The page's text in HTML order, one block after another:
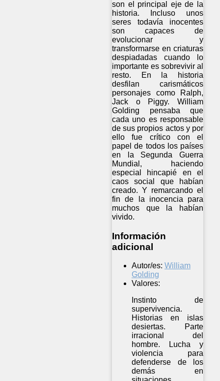
son el principal eje de la
historia. Incluso unos
seres todavía inocentes
son capaces de
evolucionar y
transformarse en criaturas
despiadadas cuando lo
importante es sobrevivir al
resto. En la historia
desfilan carismáticos
personajes como Ralph,
Jack o Piggy. William
Golding pensaba que
cada uno es responsable
de sus propios actos y por
ello fue crítico con el
papel de todos los países
en la Segunda Guerra
Mundial, haciendo
especial hincapié en el
caos social que habían
creado. Y remarcando el
fin de la inocencia para
muchos que la habían
vivido.
Información
adicional
Autor/es: William
Golding
Valores:
Instinto de
supervivencia.
Historias en islas
desiertas. Parte
irracional del
hombre. Lucha y
violencia para
defenderse de los
demás en